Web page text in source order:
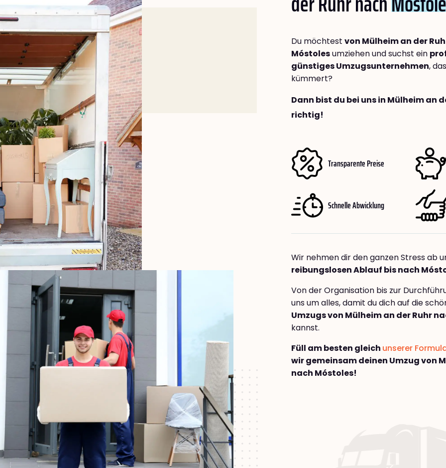
Du möchtest von Mülheim an der
Móstolesumziehen und suchst ein
günstiges Umzugsunternehmen,
kümmert?
Dann bist du bei uns in Mülheim an
richtig!
Transparente Preise
Schnelle Abwicklung
Wir nehmen dir den ganzen Stress ab
reibungslosen Ablauf bis nach
Von der Organisation bis zur
uns um alles, damit du dich auf die
Umzugs von Mülheim an der Ruhr
kannst.
Füll am besten gleich unserer
wir gemeinsam deinen Umzug von
nach Móstoles!